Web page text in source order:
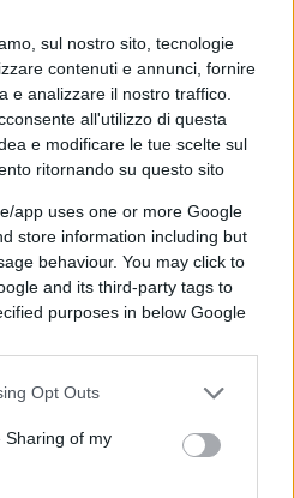
sul nostro sito, tecnologie
contenuti e annunci, fornire
e analizzare il nostro traffico.
all'utilizzo di questa
e modificare le tue scelte sul
ritornando su questo sito
app uses one or more Google
store information including but
behaviour. You may click to
and its third-party tags to
purposes in below Google
Opt Outs
Sharing of my
anche un rischio di
non sarebbe sufficiente per
della sua prevalenza
ciò implica che proprio
sta aumentando
Omicron sembrerebbe
Djaparidze su dati di